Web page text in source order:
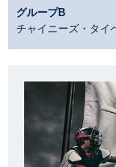
グループB
チャイニーズ・タイ